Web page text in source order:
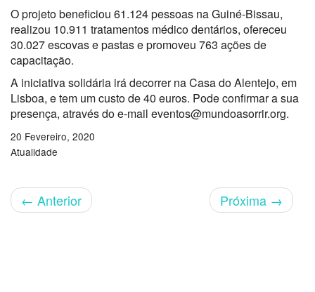
O projeto beneficiou 61.124 pessoas na Guiné-Bissau,
realizou 10.911 tratamentos médico dentários, ofereceu
30.027 escovas e pastas e promoveu 763 ações de
capacitação.
A iniciativa solidária irá decorrer na Casa do Alentejo, em
Lisboa, e tem um custo de 40 euros. Pode confirmar a sua
presença, através do e-mail eventos@mundoasorrir.org.
20 Fevereiro, 2020
Atualidade
← Anterior Próxima →